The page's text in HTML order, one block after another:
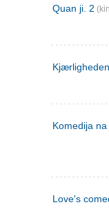
Quan ji. 2
Komedija
Love's